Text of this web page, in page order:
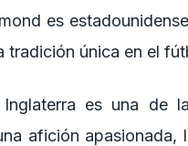
es
tradición única en el
es una de
afición apasionada,